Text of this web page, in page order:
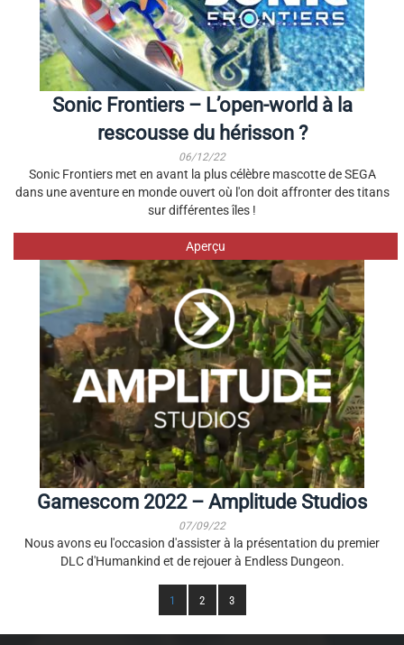
Sonic Frontiers – L’open-world à la
rescousse du hérisson ?
06/12/22
Sonic Frontiers met en avant la plus célèbre mascotte de SEGA
dans une aventure en monde ouvert où l'on doit affronter des titans
sur différentes îles !
Aperçu
Gamescom 2022 – Amplitude Studios
07/09/22
Nous avons eu l'occasion d'assister à la présentation du premier
DLC d'Humankind et de rejouer à Endless Dungeon.
1 2 3